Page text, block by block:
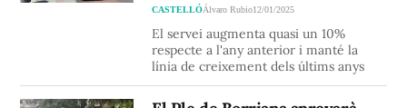
CASTELLÓÁlvaro Rubio12/01/2025
El servei augmenta quasi un 10%
respecte a l'any anterior i manté la
línia de creixement dels últims anys